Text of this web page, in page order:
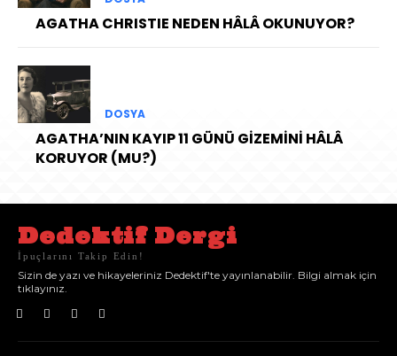
AGATHA CHRISTIE NEDEN HÂLÂ OKUNUYOR?
DOSYA
AGATHA’NIN KAYIP 11 GÜNÜ GİZEMİNİ HÂLÂ
KORUYOR (MU?)
Dedektif Dergi
İpuçlarını Takip Edin!
Sizin de yazı ve hikayeleriniz Dedektif'te yayınlanabilir. Bilgi almak için
tıklayınız.